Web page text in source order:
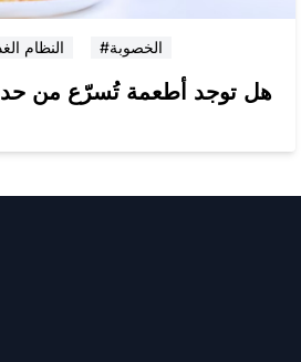
#النظام #الخصوبة
هل توجد أطعمة تُسرّع من